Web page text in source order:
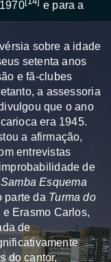
e para a
sobre a idade
setenta anos
e fã-clubes
a assessoria
que o ano
era 1945.
a afirmação,
entrevistas
de
Samba Esquema
parte da Turma do
e Erasmo Carlos,
de
do cantor,